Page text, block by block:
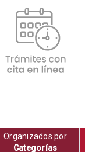
Organizados por
Categorías